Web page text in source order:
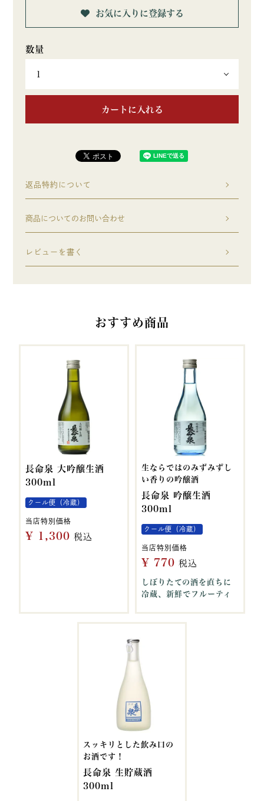
お気に入りに登録する
カートに入れる
返品特約について
商品についてのお問い合わせ
レビューを書く
おすすめ商品
長命泉 大吟醸生酒
300ml
クール便（冷蔵）
当店特別価格
¥ 1,300 税込
生ならではのみずみずし
い香りの吟醸酒
長命泉 吟醸生酒
300ml
クール便（冷蔵）
当店特別価格
¥ 770 税込
しぼりたての酒を直ちに
冷蔵、新鮮でフルーティ
スッキリとした飲み口の
お酒です！
長命泉 生貯蔵酒
300ml